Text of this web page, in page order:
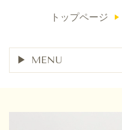
トップページ
MENU